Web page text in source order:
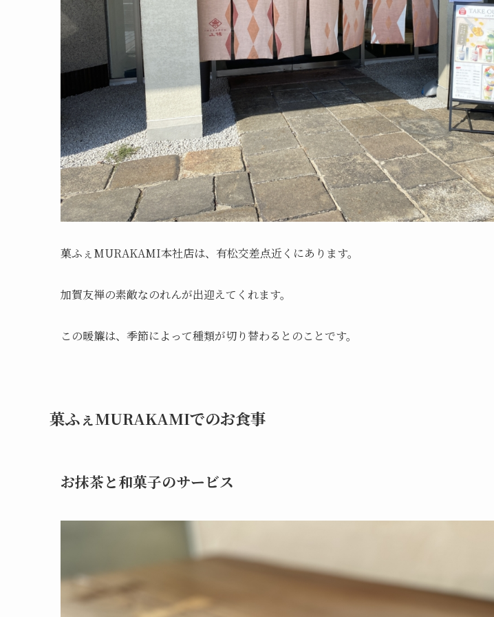
菓ふぇMURAKAMI本社店は、有松交差点近くにあります。
加賀友禅の素敵なのれんが出迎えてくれます。
この暖簾は、季節によって種類が切り替わるとのことです。
菓ふぇMURAKAMIでのお食事
お抹茶と和菓子のサービス